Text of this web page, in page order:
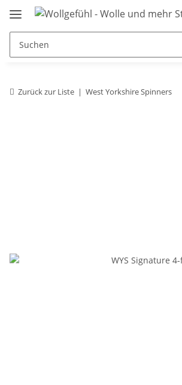
Zurück zur Liste West Yorkshire Spinners